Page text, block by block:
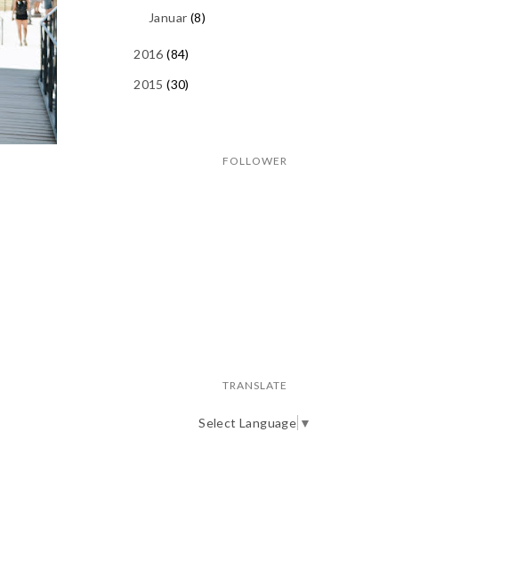
Januar (8)
2016(84)
2015(30)
FOLLOWER
TRANSLATE
Select Language ▼